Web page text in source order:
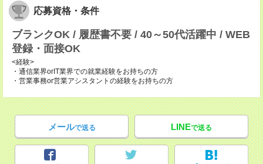
応募資格・条件
ブランクOK / 履歴書不要 / 40～50代活躍中 / WEB
登録・面接OK
<経験>
・通信業界orIT業界での就業経験をお持ちの方
・営業事務or営業アシスタントの経験をお持ちの方
メールで送る LINEで送る